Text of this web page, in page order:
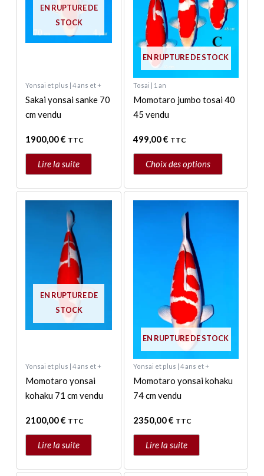
EN RUPTURE DE
STOCK
Yonsai et plus | 4 ans et +
Sakai yonsai sanke 70
cm vendu
1900,00€ TTC
Lire la suite
EN RUPTURE DE STOCK
Tosai | 1 an
Momotaro jumbo tosai 40
45 vendu
499,00€ TTC
Choix des options
options
peuvent
être
choisies
la
EN RUPTURE DE
STOCK
Yonsai et plus | 4 ans et +
Momotaro yonsai
kohaku 71 cm vendu
2100,00€ TTC
Lire la suite
EN RUPTURE DE STOCK
Yonsai et plus | 4 ans et +
Momotaro yonsai kohaku
74 cm vendu
2350,00€ TTC
Lire la suite